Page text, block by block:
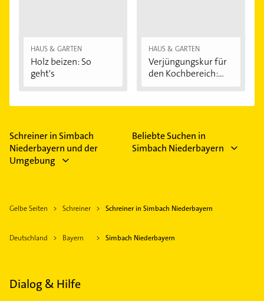
HAUS & GARTEN
Holz beizen: So
geht's
HAUS & GARTEN
Verjüngungskur für
den Kochbereich:...
Schreiner in Simbach
Niederbayern und der
Umgebung
Beliebte Suchen in
Simbach Niederbayern
Gelbe Seiten Schreiner Schreiner in Simbach Niederbayern
Deutschland Bayern Simbach Niederbayern
Dialog & Hilfe